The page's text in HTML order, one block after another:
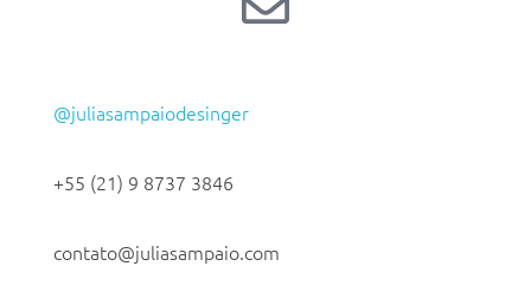
@juliasampaiodesinger
+55 (21) 9 8737 3846
contato@juliasampaio.com